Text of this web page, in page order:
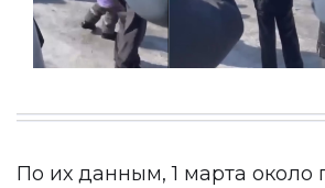
По их данным, 1 марта около